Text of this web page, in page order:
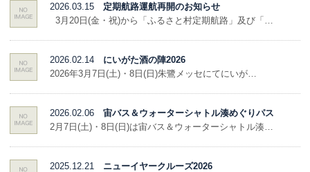
2026.03.15 定期航路運航再開のお知らせ
3月20日(金・祝)から「ふるさと村定期航路」及び「…
2026.02.14 にいがた酒の陣2026
2026年3月7日(土)・8日(日)朱鷺メッセにてにいが…
2026.02.06 宙バス＆ウォーターシャトル湊めぐりパス
2月7日(土)・8日(日)は宙バス＆ウォーターシャトル湊…
2025.12.21 ニューイヤークルーズ2026